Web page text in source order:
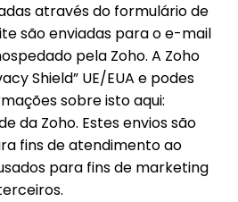
através do formulário de
são enviadas para o e-mail
pela Zoho. A Zoho
Shield” UE/EUA e podes
sobre isto aqui:
da Zoho. Estes envios são
fins de atendimento ao
para fins de marketing